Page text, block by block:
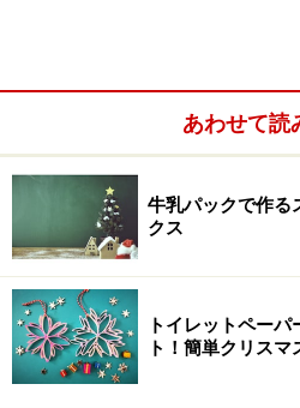
■針と糸（あれば刺しゅう糸）
■はさみ
■飾り用のビーズ など
あわせて読
牛乳パックで作る
クス
トイレットペー
ト！簡単クリスマ